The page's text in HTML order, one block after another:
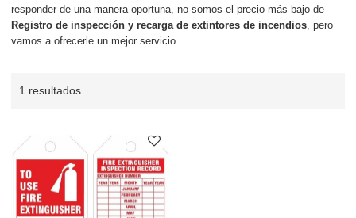
responder de una manera oportuna, no somos el precio más bajo de
Registro de inspección y recarga de extintores de incendios , pero
vamos a ofrecerle un mejor servicio.
1 resultados